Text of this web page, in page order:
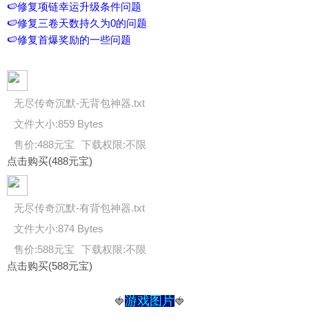
🍉修复项链幸运升级条件问题
🍉修复三卷天数持久为0的问题
🍉修复首爆奖励的一些问题
无尽传奇沉默-无背包神器.txt
文件大小:859 Bytes
售价:488元宝
下载权限:不限
点击购买(488元宝)
无尽传奇沉默-有背包神器.txt
文件大小:874 Bytes
售价:588元宝
下载权限:不限
点击购买(588元宝)
🍓游戏图片🍓